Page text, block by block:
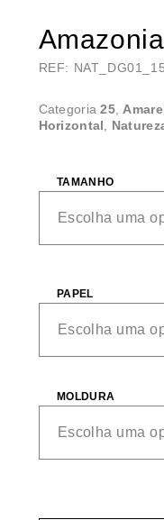
REF:
Categoria25,
Horizontal
TAMANHO
PAPEL
MOLDURA